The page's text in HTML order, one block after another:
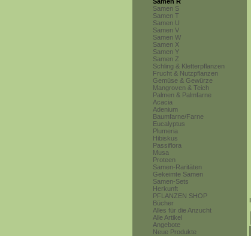
Samen S
Samen T
Samen U
Samen V
Samen W
Samen X
Samen Y
Samen Z
Schling & Kletterpflanzen
Frucht & Nutzpflanzen
Gemüse & Gewürze
Mangroven & Teich
Palmen & Palmfarne
Acacia
Adenium
Baumfarne/Farne
Eucalyptus
Plumeria
Hibiskus
Passiflora
Musa
Proteen
Samen-Raritäten
Gekeimte Samen
Samen-Sets
Herkunft
PFLANZEN SHOP
Bücher
Alles für die Anzucht
Alle Artikel
Angebote
Neue Produkte